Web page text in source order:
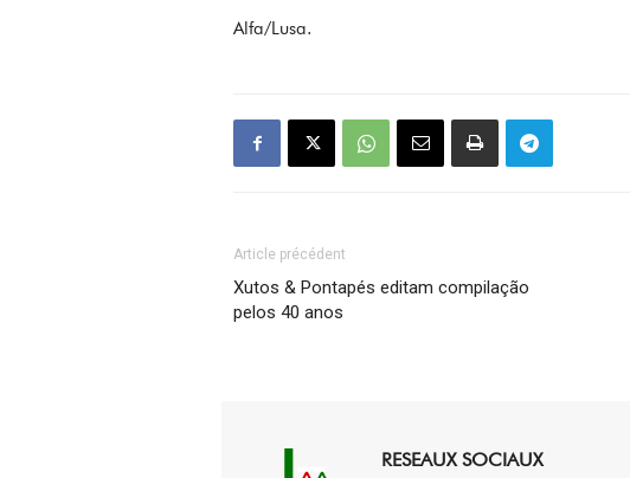
Alfa/Lusa.
Article précédent
Xutos & Pontapés editam compilação
pelos 40 anos
RESEAUX SOCIAUX